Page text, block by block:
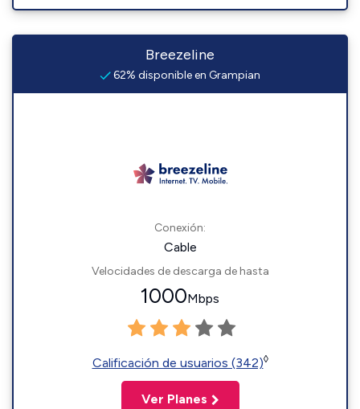
Breezeline
62% disponible en Grampian
Conexión:
Cable
Velocidades de descarga de hasta
1000Mbps
Calificación de usuarios (342)◊
Ver Planes